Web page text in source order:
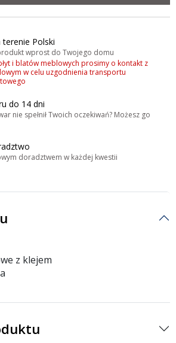
Polski
wprost do Twojego domu
i blatów meblowych prosimy o kontakt z
w celu uzgodnienia transportu
do 14 dni
nie spełnił Twoich oczekiwań? Możesz go
doradztwem w każdej kwestii
z klejem